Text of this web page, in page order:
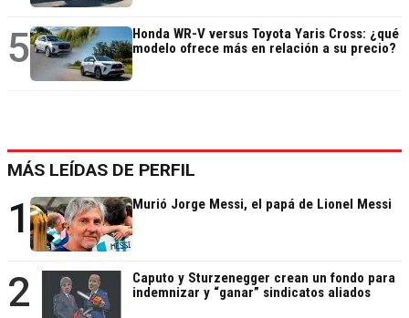
5
Honda WR-V versus Toyota Yaris Cross: ¿qué
modelo ofrece más en relación a su precio?
MÁS LEÍDAS DE PERFIL
1 Murió Jorge Messi, el papá de Lionel Messi
2
Caputo y Sturzenegger crean un fondo para
indemnizar y “ganar” sindicatos aliados